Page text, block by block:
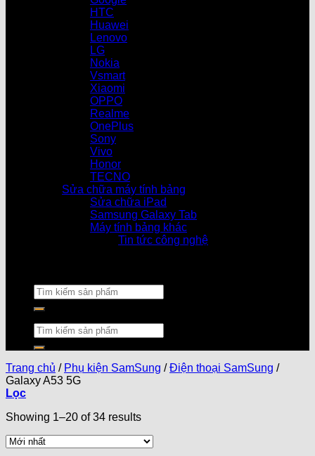
HTC
Huawei
Lenovo
LG
Nokia
Vsmart
Xiaomi
OPPO
Realme
OnePlus
Sony
Vivo
Honor
TECNO
Sửa chữa máy tính bảng
Sửa chữa iPad
Samsung Galaxy Tab
Máy tính bảng khác
Tin tức công nghệ
Trang chủ / Phụ kiện SamSung / Điện thoại SamSung /
Galaxy A53 5G
Lọc
Showing 1–20 of 34 results